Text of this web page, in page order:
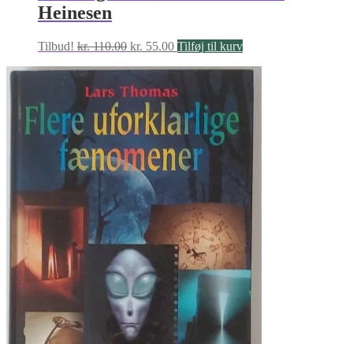
Heinesen
Tilbud! kr.110.00 Den
pris
var:
kr. 110.00.
kr. 55.00Den
pris
er:
kr. 55.00.
Tilføj til kurv